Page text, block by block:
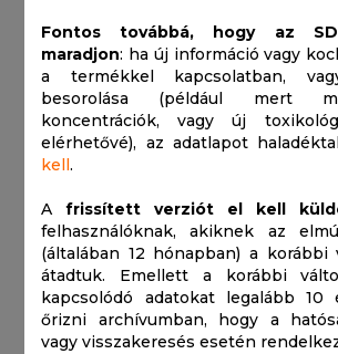
Fontos továbbá, hogy az
maradjon: ha új információ vagy
a termékkel kapcsolatban,
besorolása (például mert
koncentrációk, vagy új
elérhetővé), az adatlapot
kell.
Afrissített verziót el kell
felhasználóknak, akiknek az
(általában 12 hónapban) a korábbi
átadtuk. Emellett a korábbi
kapcsolódó adatokat legalább 10
őrizni archívumban, hogy a
vagy visszakeresés esetén